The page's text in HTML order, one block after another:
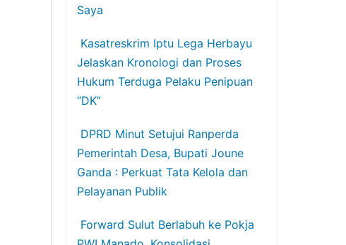
Saya
Kasatreskrim Iptu Lega Herbayu
Jelaskan Kronologi dan Proses
Hukum Terduga Pelaku Penipuan
“DK”
DPRD Minut Setujui Ranperda
Pemerintah Desa, Bupati Joune
Ganda : Perkuat Tata Kelola dan
Pelayanan Publik
Forward Sulut Berlabuh ke Pokja